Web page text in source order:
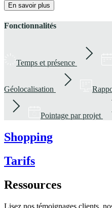
En savoir plus
Fonctionnalités
Temps et présence
Géolocalisation
Pointage par projet
Shopping
Tarifs
Ressources
Lisez nos témoignages clients,